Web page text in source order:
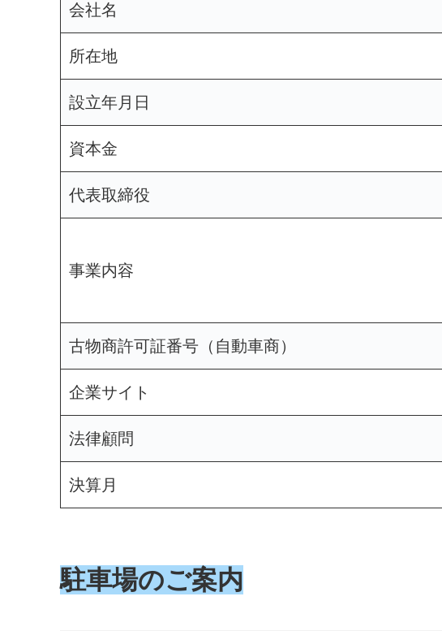
会社名
所在地
設立年月日
資本金
代表取締役
事業内容
古物商許可証番号（自動車商）
企業サイト
法律顧問
決算月
駐車場のご案内